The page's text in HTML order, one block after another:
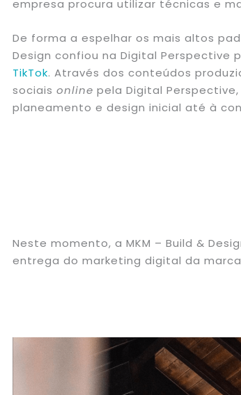
empresa procura utilizar técnicas e
De forma a espelhar os mais altos
Design confiou na Digital Perspective
TikTok. Através dos conteúdos
sociais online pela Digital
planeamento e design inicial até à
Neste momento, a MKM – Build &
entrega do marketing digital da